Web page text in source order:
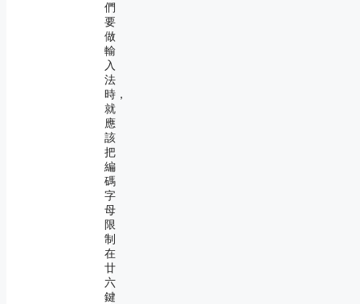
們
要
做
輸
入
法
時，
就
應
該
把
編
碼
字
母
限
制
在
廿
六
鍵